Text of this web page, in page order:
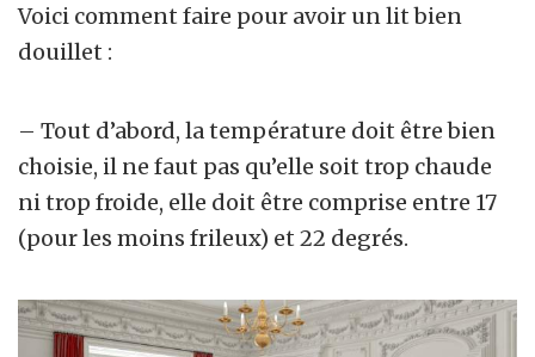
Voici comment faire pour avoir un lit bien
douillet :
– Tout d’abord, la température doit être bien
choisie, il ne faut pas qu’elle soit trop chaude
ni trop froide, elle doit être comprise entre 17
(pour les moins frileux) et 22 degrés.